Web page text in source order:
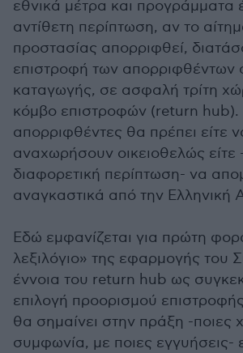
εθνικά μέτρα και προγράμματα
αντίθετη περίπτωση, αν το
προστασίας απορριφθεί,
επιστροφή των απορριφθέντων
καταγωγής, σε ασφαλή τρίτη
κόμβο επιστροφών (return hub).
απορριφθέντες θα πρέπει είτε
αναχωρήσουν οικειοθελώς είτε
διαφορετική περίπτωση- να
αναγκαστικά από την Ελληνική
Εδώ εμφανίζεται για πρώτη
λεξιλόγιο» της εφαρμογής του
έννοια του return hub ως
επιλογή προορισμού
θα σημαίνει στην πράξη -ποιες
συμφωνία, με ποιες εγγυήσεις-